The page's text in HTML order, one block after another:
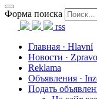
Форма поиска
rss
Главная · Hlavní
Новости ·
Reklama
Объявления ·
Подать